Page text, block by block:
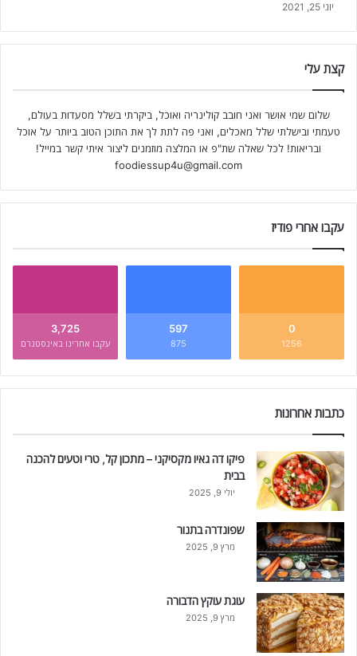
יוני 25, 2021
קצת עלי
שלום שמי אושר ואני חובב קולינריה ואוכל, ביקרתי בשלל מסעדות בעולם,
טעמתי ובישלתי שלל מאכלים, ואני פה לתת לך את התוכן הטוב ביותר על אוכל
ובריאות! לכל שאלה שת"פ או המלצה מוזמנים ליצור איתי קשר במייל!
foodiessup4u@gmail.com
עקבו אחרי פודיז
0
1256
597
875
3,725
עקבו אחרינו באינסטגרם
כתבות אחרונות
פיקו דה גאיו מקסיקני – מתכון קל, טרי וטעים להכנה
בבית
יולי 9, 2025
שפונדרה בתנור
מרץ 9, 2025
עוגת עוקץ הדבורה
מרץ 9, 2025